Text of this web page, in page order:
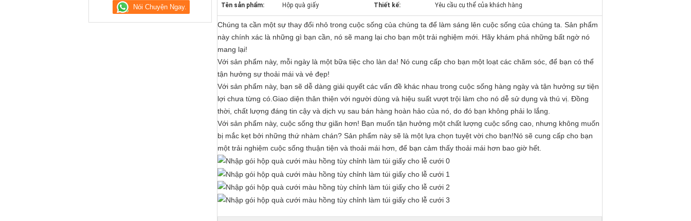
Tên sản phẩm: Hộp quà giấy Thiết kế: Yêu cầu cụ thể của khách hàng
Chúng ta cần một sự thay đổi nhỏ trong cuộc sống của chúng ta để làm sáng lên cuộc sống của chúng ta. Sản phẩm
này chính xác là những gì bạn cần, nó sẽ mang lại cho bạn một trải nghiệm mới. Hãy khám phá những bất ngờ nó
mang lại!
Với sản phẩm này, mỗi ngày là một bữa tiệc cho làn da! Nó cung cấp cho bạn một loạt các chăm sóc, để bạn có thể
tận hưởng sự thoải mái và vẻ đẹp!
Với sản phẩm này, bạn sẽ dễ dàng giải quyết các vấn đề khác nhau trong cuộc sống hàng ngày và tận hưởng sự tiện
lợi chưa từng có.Giao diện thân thiện với người dùng và hiệu suất vượt trội làm cho nó dễ sử dụng và thú vị. Đồng
thời, chất lượng đáng tin cậy và dịch vụ sau bán hàng hoàn hảo của nó, do đó bạn không phải lo lắng.
Với sản phẩm này, cuộc sống thư giãn hơn! Bạn muốn tận hưởng một chất lượng cuộc sống cao, nhưng không muốn
bị mắc kẹt bởi những thứ nhàm chán? Sản phẩm này sẽ là một lựa chọn tuyệt vời cho bạn!Nó sẽ cung cấp cho bạn
một trải nghiệm cuộc sống thuận tiện và thoải mái hơn, để bạn cảm thấy thoải mái hơn bao giờ hết.